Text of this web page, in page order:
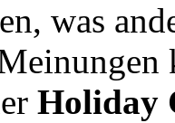
was
Holiday